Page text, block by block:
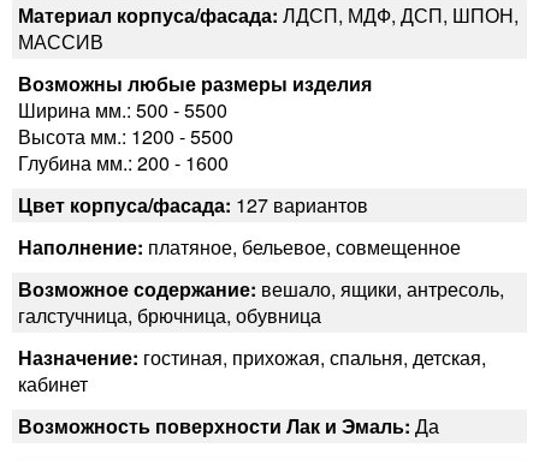
Материал корпуса/фасада: ЛДСП, МДФ, ДСП, ШПОН,
МАССИВ
Возможны любые размеры изделия
Ширина мм.: 500 - 5500
Высота мм.: 1200 - 5500
Глубина мм.: 200 - 1600
Цвет корпуса/фасада: 127 вариантов
Наполнение: платяное, бельевое, совмещенное
Возможное содержание: вешало, ящики, антресоль,
галстучница, брючница, обувница
Назначение: гостиная, прихожая, спальня, детская,
кабинет
Возможность поверхности Лак и Эмаль: Да